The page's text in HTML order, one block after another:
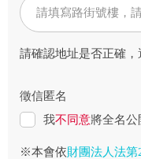
請確認地址是否正確
徵信匿名
我不同意將全名公
※本會依財團法人法第